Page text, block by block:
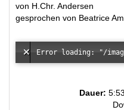
von H.Chr. Andersen
gesprochen von Beatrice
Dauer: 5:53